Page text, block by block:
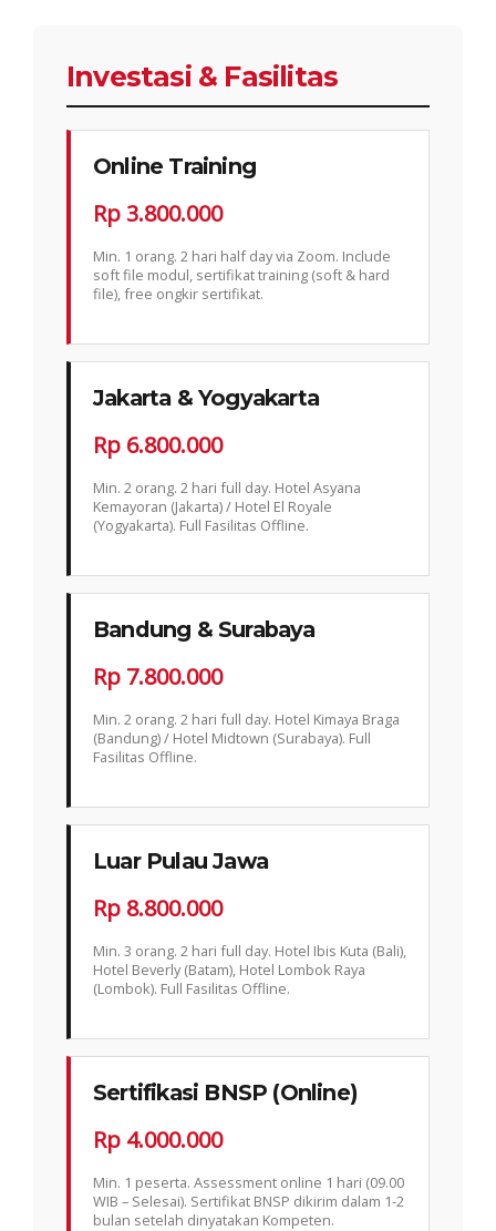
Investasi & Fasilitas
Online Training
Rp 3.800.000
Min. 1 orang. 2 hari half day via Zoom. Include
soft file modul, sertifikat training (soft & hard
file), free ongkir sertifikat.
Jakarta & Yogyakarta
Rp 6.800.000
Min. 2 orang. 2 hari full day. Hotel Asyana
Kemayoran (Jakarta) / Hotel El Royale
(Yogyakarta). Full Fasilitas Offline.
Bandung & Surabaya
Rp 7.800.000
Min. 2 orang. 2 hari full day. Hotel Kimaya Braga
(Bandung) / Hotel Midtown (Surabaya). Full
Fasilitas Offline.
Luar Pulau Jawa
Rp 8.800.000
Min. 3 orang. 2 hari full day. Hotel Ibis Kuta (Bali),
Hotel Beverly (Batam), Hotel Lombok Raya
(Lombok). Full Fasilitas Offline.
Sertifikasi BNSP (Online)
Rp 4.000.000
Min. 1 peserta. Assessment online 1 hari (09.00
WIB – Selesai). Sertifikat BNSP dikirim dalam 1-2
bulan setelah dinyatakan Kompeten.